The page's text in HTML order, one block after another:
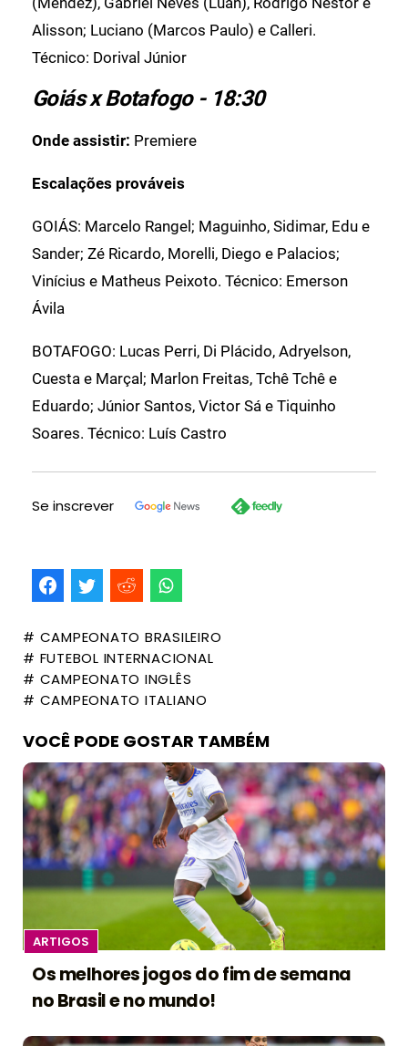
Alisson; Luciano (Marcos Paulo) e Calleri.
Técnico: Dorival Júnior
Goiás x Botafogo - 18:30
Onde assistir: Premiere
Escalações prováveis
GOIÁS: Marcelo Rangel; Maguinho, Sidimar, Edu e
Sander; Zé Ricardo, Morelli, Diego e Palacios;
Vinícius e Matheus Peixoto. Técnico: Emerson
Ávila
BOTAFOGO: Lucas Perri, Di Plácido, Adryelson,
Cuesta e Marçal; Marlon Freitas, Tchê Tchê e
Eduardo; Júnior Santos, Victor Sá e Tiquinho
Soares. Técnico: Luís Castro
Se inscrever
# CAMPEONATO BRASILEIRO
# FUTEBOL INTERNACIONAL
# CAMPEONATO INGLÊS
# CAMPEONATO ITALIANO
VOCÊ PODE GOSTAR TAMBÉM
ARTIGOS
Os melhores jogos do fim de semana
no Brasil e no mundo!